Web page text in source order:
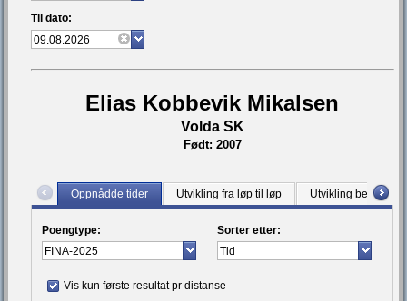
Til dato:
Elias Kobbevik Mikalsen
Volda SK
Født: 2007
Oppnådde tider Utvikling fra løp til løp Utvikling bestetid
Poengtype: Sorter etter:
Vis kun første resultat pr distanse